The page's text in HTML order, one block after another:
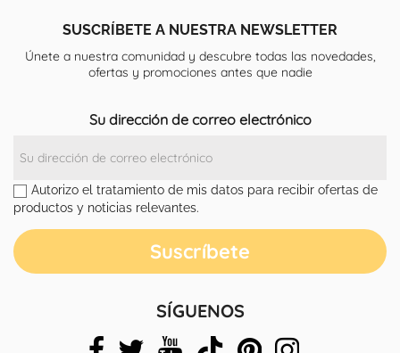
SUSCRÍBETE A NUESTRA NEWSLETTER
Únete a nuestra comunidad y descubre todas las novedades,
ofertas y promociones antes que nadie
Su dirección de correo electrónico
Autorizo el tratamiento de mis datos para recibir ofertas de
productos y noticias relevantes.
SÍGUENOS